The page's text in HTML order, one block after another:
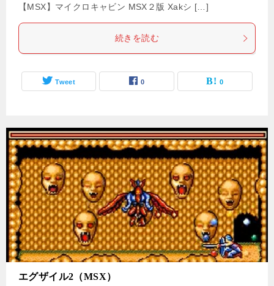
【MSX】マイクロキャビン MSX２版 Xakシ […]
続きを読む
Tweet 0 0
エグザイル2（MSX）